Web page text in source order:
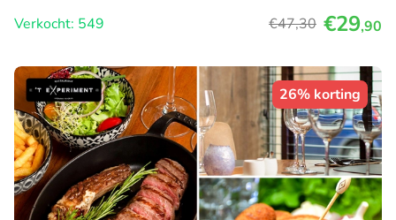
Verkocht: 549
€47,30 €29,90
26% korting